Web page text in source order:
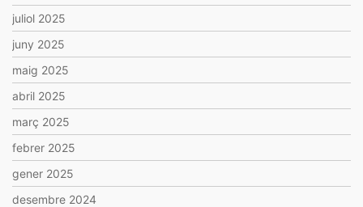
juliol 2025
juny 2025
maig 2025
abril 2025
març 2025
febrer 2025
gener 2025
desembre 2024